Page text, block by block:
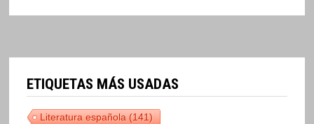
ETIQUETAS MÁS USADAS
Literatura española(141)